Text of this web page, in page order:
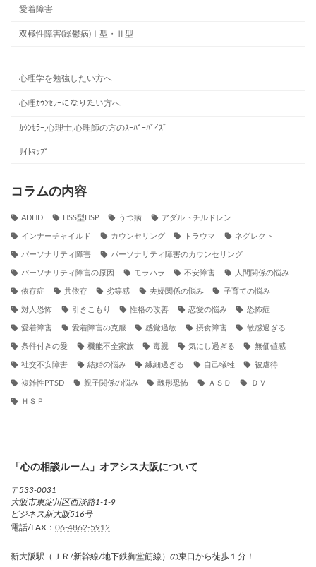
愛着障害
双極性障害(躁鬱病)Ⅰ型・Ⅱ型
心理学を勉強したい方へ
心理ｶｳﾝｾﾗｰになりたい方へ
ｶｳﾝｾﾗｰ,心理士,心理師の方のｽｰﾊﾟｰﾊﾞｲｽﾞ
ｻｲﾄﾏｯﾌﾟ
コラムの内容
ADHD HSS型HSP うつ病 アダルトチルドレン
インナーチャイルド カウンセリング トラウマ ネグレクト
パーソナリティ障害 パーソナリティ障害のカウンセリング
パーソナリティ障害の原因 モラハラ 不安障害 人間関係の悩み
依存症 共依存 劣等感 夫婦関係の悩み 子育ての悩み
対人恐怖 引きこもり 性格の改善 恋愛の悩み 恐怖症
愛着障害 愛着障害の克服 感覚過敏 摂食障害 敏感過ぎる
条件付きの愛 機能不全家族 毒親 気にし過ぎる 無価値感
社交不安障害 結婚の悩み 繊細過ぎる 自己犠牲 被虐待
複雑性PTSD 親子関係の悩み 醜形恐怖 ＡＳＤ ＤＶ
ＨＳＰ
「心の相談ルーム」オアシス大阪について
〒533-0031
大阪市東淀川区西淡路1-1-9
ビジネス新大阪516号
電話/FAX： 06-4862-5912
新大阪駅（ＪＲ/新幹線/地下鉄御堂筋線）の東口から徒歩１分！